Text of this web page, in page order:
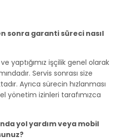
sonra garanti süreci nasıl
yaptığımız işçilik genel olarak
Servis sonrası size
Ayrıca sürecin hızlanması
yönetim izinleri tarafımızca
yol yardım veya mobil